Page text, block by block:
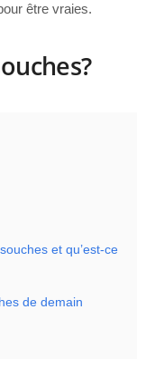
être vraies.
et qu’est-ce
de demain